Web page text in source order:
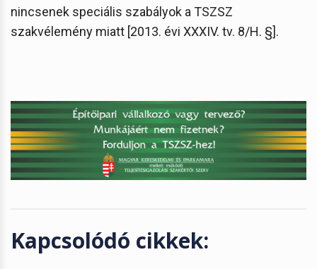
nincsenek speciális szabályok a TSZSZ
szakvélemény miatt [2013. évi XXXIV. tv. 8/H. §].
Kapcsolódó cikkek: